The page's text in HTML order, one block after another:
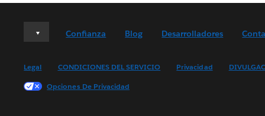
Deutsch
English (US)
Español
Confianza Blog Desarrolladores
Legal CONDICIONES DEL SERVICIO Privacidad
Opciones De Privacidad